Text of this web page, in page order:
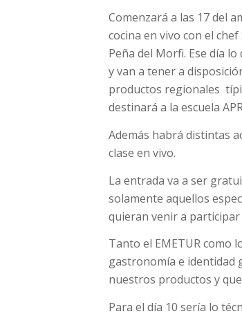
Comenzará a las 17 del
cocina en vivo con el
Peña del Morfi. Ese día
y van a tener a
productos regionales
destinará a la escuela
Además habrá distintas
clase en vivo.
La entrada va a ser
solamente aquellos
quieran venir a participar
Tanto el EMETUR como
gastronomía e identidad
nuestros productos y
Para el día 10 sería lo